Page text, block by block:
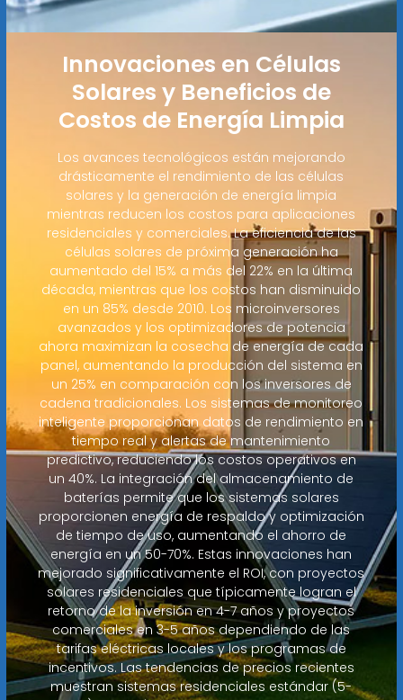
Innovaciones en Células
Solares y Beneficios de
Costos de Energía Limpia
Los avances tecnológicos están mejorando
drásticamente el rendimiento de las células
solares y la generación de energía limpia
mientras reducen los costos para aplicaciones
residenciales y comerciales. La eficiencia de las
células solares de próxima generación ha
aumentado del 15% a más del 22% en la última
década, mientras que los costos han disminuido
en un 85% desde 2010. Los microinversores
avanzados y los optimizadores de potencia
ahora maximizan la cosecha de energía de cada
panel, aumentando la producción del sistema en
un 25% en comparación con los inversores de
cadena tradicionales. Los sistemas de monitoreo
inteligente proporcionan datos de rendimiento en
tiempo real y alertas de mantenimiento
predictivo, reduciendo los costos operativos en
un 40%. La integración del almacenamiento de
baterías permite que los sistemas solares
proporcionen energía de respaldo y optimización
de tiempo de uso, aumentando el ahorro de
energía en un 50-70%. Estas innovaciones han
mejorado significativamente el ROI, con proyectos
solares residenciales que típicamente logran el
retorno de la inversión en 4-7 años y proyectos
comerciales en 3-5 años dependiendo de las
tarifas eléctricas locales y los programas de
incentivos. Las tendencias de precios recientes
muestran sistemas residenciales estándar (5-